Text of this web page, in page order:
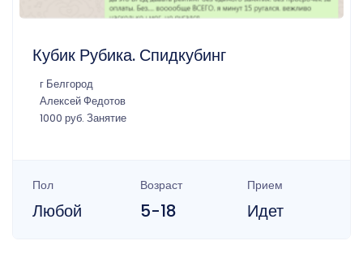
Кубик Рубика. Спидкубинг
г Белгород
Алексей Федотов
1000 руб. Занятие
Пол
Любой
Возраст
5-18
Прием
Идет